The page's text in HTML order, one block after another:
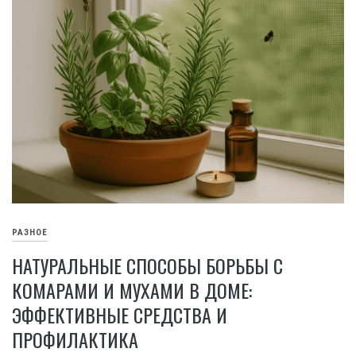
РАЗНОЕ
НАТУРАЛЬНЫЕ СПОСОБЫ БОРЬБЫ С
КОМАРАМИ И МУХАМИ В ДОМЕ:
ЭФФЕКТИВНЫЕ СРЕДСТВА И
ПРОФИЛАКТИКА